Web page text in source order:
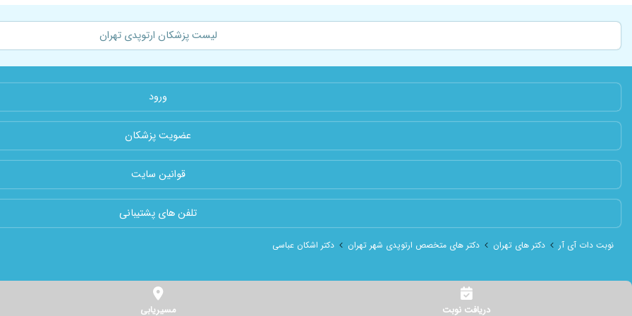
لیست پزشکان ارتوپدی تهران
ورود
عضویت پزشکان
قوانین سایت
تلفن های پشتیبانی
نوبت دات آی آر دکتر های تهران دکتر های متخصص ارتوپدی شهر تهران دکتر اشکان عباسی
دریافت نوبت مسیریابی